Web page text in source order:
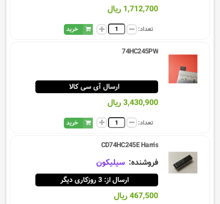
1,712,700 ریال
تعداد: خرید
74HC245PW
ارسال آی سی کالا
3,430,900 ریال
تعداد: خرید
CD74HC245E Harris
فروشنده: سيليكون
ارسال از: 3 روزکاری دیگر
467,500 ریال